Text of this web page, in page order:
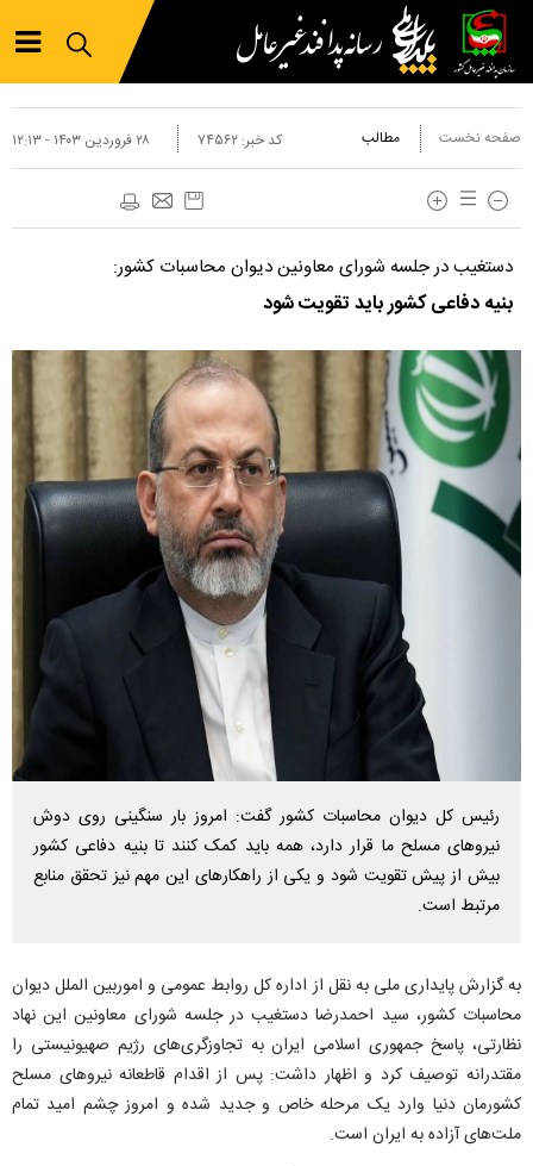
صفحه نخست مطالب ۲۸ فروردين ۱۴۰۳ - ۱۲:۱۳ کد خبر: ۷۴۵۶۲
دستغیب در جلسه شورای معاونین دیوان محاسبات کشور:
بنیه دفاعی کشور باید تقویت شود
رئیس کل دیوان محاسبات کشور گفت: امروز بار سنگینی روی دوش
نیرو‌های مسلح ما قرار دارد، همه باید کمک کنند تا بنیه دفاعی کشور
بیش از پیش تقویت شود و یکی از راهکار‌های این مهم نیز تحقق منابع
مرتبط است.
به گزارش پایداری ملی به نقل از اداره کل روابط عمومی و اموربین الملل دیوان
محاسبات کشور، سید احمدرضا دستغیب در جلسه شورای معاونین این نهاد
نظارتی، پاسخ جمهوری اسلامی ایران به تجاوزگری‌های رژیم صهیونیستی را
مقتدرانه توصیف کرد و اظهار داشت: پس از اقدام قاطعانه نیرو‌های مسلح
کشورمان دنیا وارد یک مرحله خاص و جدید شده و امروز چشم امید تمام
ملت‌های آزاده به ایران است.